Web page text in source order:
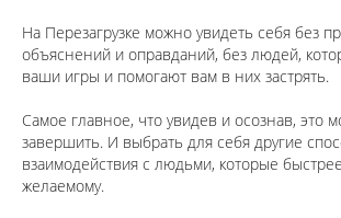
На Перезагрузке можно увидеть себя без
объяснений и оправданий, без людей,
ваши игры и помогают вам в них застрять.
Самое главное, что увидев и осознав, это
завершить. И выбрать для себя другие
взаимодействия с людьми, которые
желаемому.